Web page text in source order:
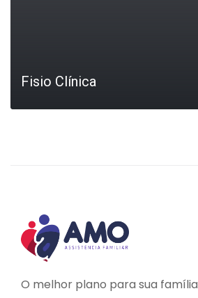
Fisio Clínica
O melhor plano para sua família